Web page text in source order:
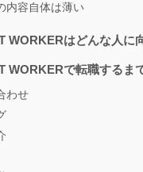
内容自体は薄い
WORKERはどんな人に
WORKERで転職するま
わせ